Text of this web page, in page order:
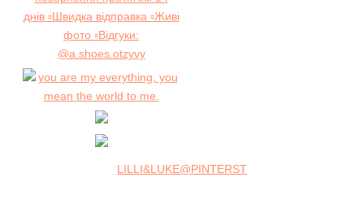
LILLI&LUKE@PINTERST